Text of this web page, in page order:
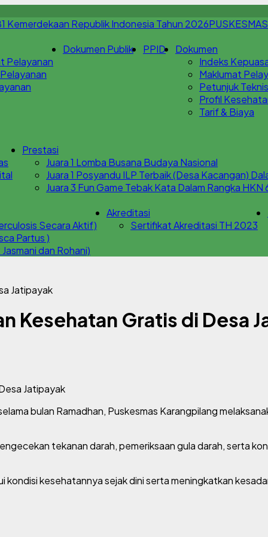
Pelayanan
Dokumen Publik PPID
Dokumen
Indeks
Maklumat
Petunjuk
Profil
Tarif & Biaya
Prestasi
Juara 1 Lomba Busana Budaya Nasional
Juara 1 Posyandu ILP Terbaik (Desa Kacangan)
Juara 3 Fun Game Tebak Kata Dalam Rangka HKN
Secara Aktif)
Partus )
dan Rohani)
Akreditasi
Sertifikat Akreditasi TH 2023
Jatipayak
Kesehatan Gratis di Desa
bulan Ramadhan, Puskesmas Karangpilang
tekanan darah, pemeriksaan gula darah, serta
kesehatannya sejak dini serta meningkatkan